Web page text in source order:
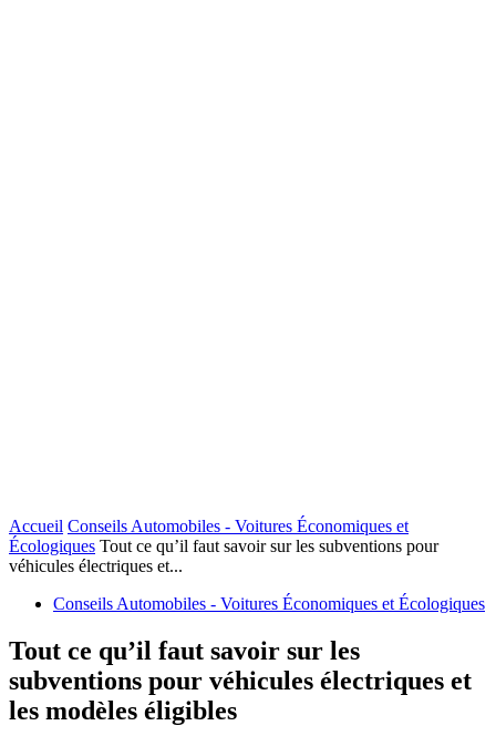
Accueil Conseils Automobiles - Voitures Économiques et
Écologiques Tout ce qu’il faut savoir sur les subventions pour
véhicules électriques et...
Conseils Automobiles - Voitures Économiques et Écologiques
Tout ce qu’il faut savoir sur les
subventions pour véhicules électriques et
les modèles éligibles